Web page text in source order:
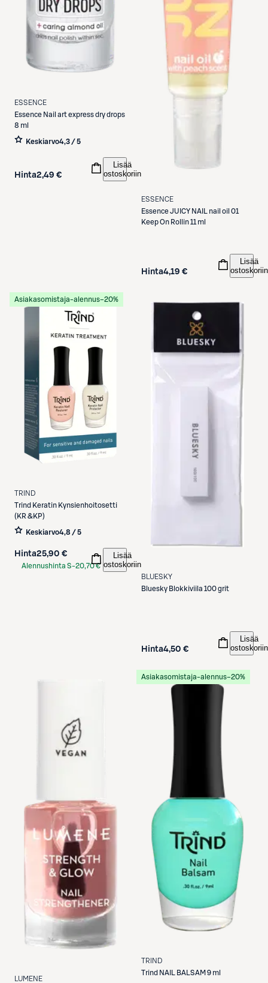
ESSENCE
Essence Nail art express dry drops
8 ml
Keskiarvo4,3 / 5
Hinta2,49 €
Lisää
ostoskoriin
ESSENCE
EssenceJUICY NAIL nail oil 01
Keep On Rollin 11 ml
Hinta4,19 €
Lisää
ostoskoriin
Asiakasomistaja-alennus−20%
TRIND
Trind Keratin Kynsienhoitosetti
(KR &KP)
Keskiarvo4,8 / 5
Hinta25,90 €
Alennushinta S-20,70 €
Lisää
ostoskoriin
BLUESKY
Bluesky Blokkiviila 100 grit
Hinta4,50 €
Lisää
ostoskoriin
LUMENE
Asiakasomistaja-alennus−20%
TRIND
Trind NAIL BALSAM 9 ml